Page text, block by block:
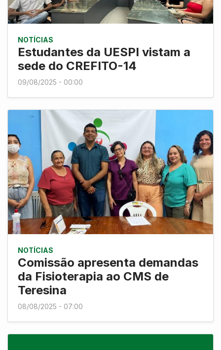
NOTÍCIAS
Estudantes da UESPI vistam a
sede do CREFITO-14
09/08/2025 - 00:00
NOTÍCIAS
Comissão apresenta demandas
da Fisioterapia ao CMS de
Teresina
08/08/2025 - 07:00